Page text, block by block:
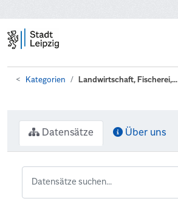
Kategorien Landwirtschaft, Fischerei,...
Datensätze Über uns